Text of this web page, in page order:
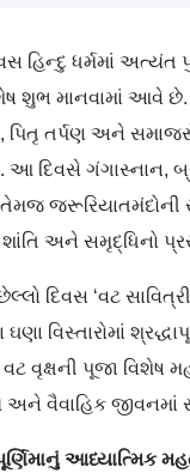
હિન્દુ ધર્મમાં અત્યંત
શુભ માનવામાં આવે છે.
, પિતૃ તર્પણ અને
. આ દિવસે ગંગાસ્નાન,
તેમજ જરૂરિયાતમંદોની
શાંતિ અને સમૃદ્ધિનો
દિવસ ‘વટ સાવિત્રી
ઘણા વિસ્તારોમાં
વટ વૃક્ષની પૂજા વિશેષ
અને વૈવાહિક જીવનમાં
આધ્યાત્મિક